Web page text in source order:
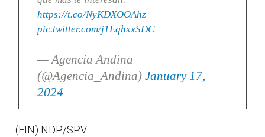
https://t.co/NyKDXOOAhz
pic.twitter.com/j1EqhxxSDC
— Agencia Andina
(@Agencia_Andina) January 17,
2024
(FIN) NDP/SPV